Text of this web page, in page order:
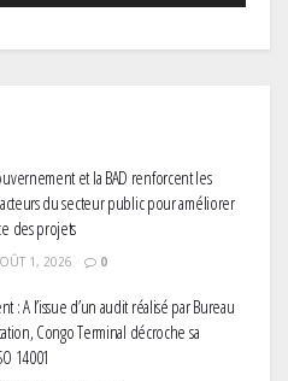
et la BAD renforcent les
acteurs du secteur public pour améliorer
des projets
1, 2026 0
: A l’issue d’un audit réalisé par Bureau
Congo Terminal décroche sa
14001